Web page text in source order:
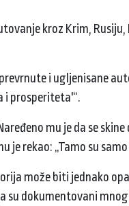
kroz Krim,
i ugljenisane
i prosperiteta'“.
mu je da se
je rekao: „Tamo su
može biti jednako
su dokumentovani